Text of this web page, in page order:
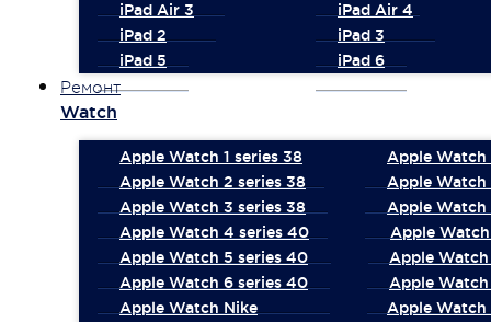
iPad Air 3
iPad Air 4
iPad 2
iPad 3
iPad 5
iPad 6
Ремонт
Watch
Apple Watch 1 series 38
Apple Watch
Apple Watch 2 series 38
Apple Watch
Apple Watch 3 series 38
Apple Watch
Apple Watch 4 series 40
Apple
Apple Watch 5 series 40
Apple
Apple Watch 6 series 40
Apple
Apple Watch Nike
Apple Watch